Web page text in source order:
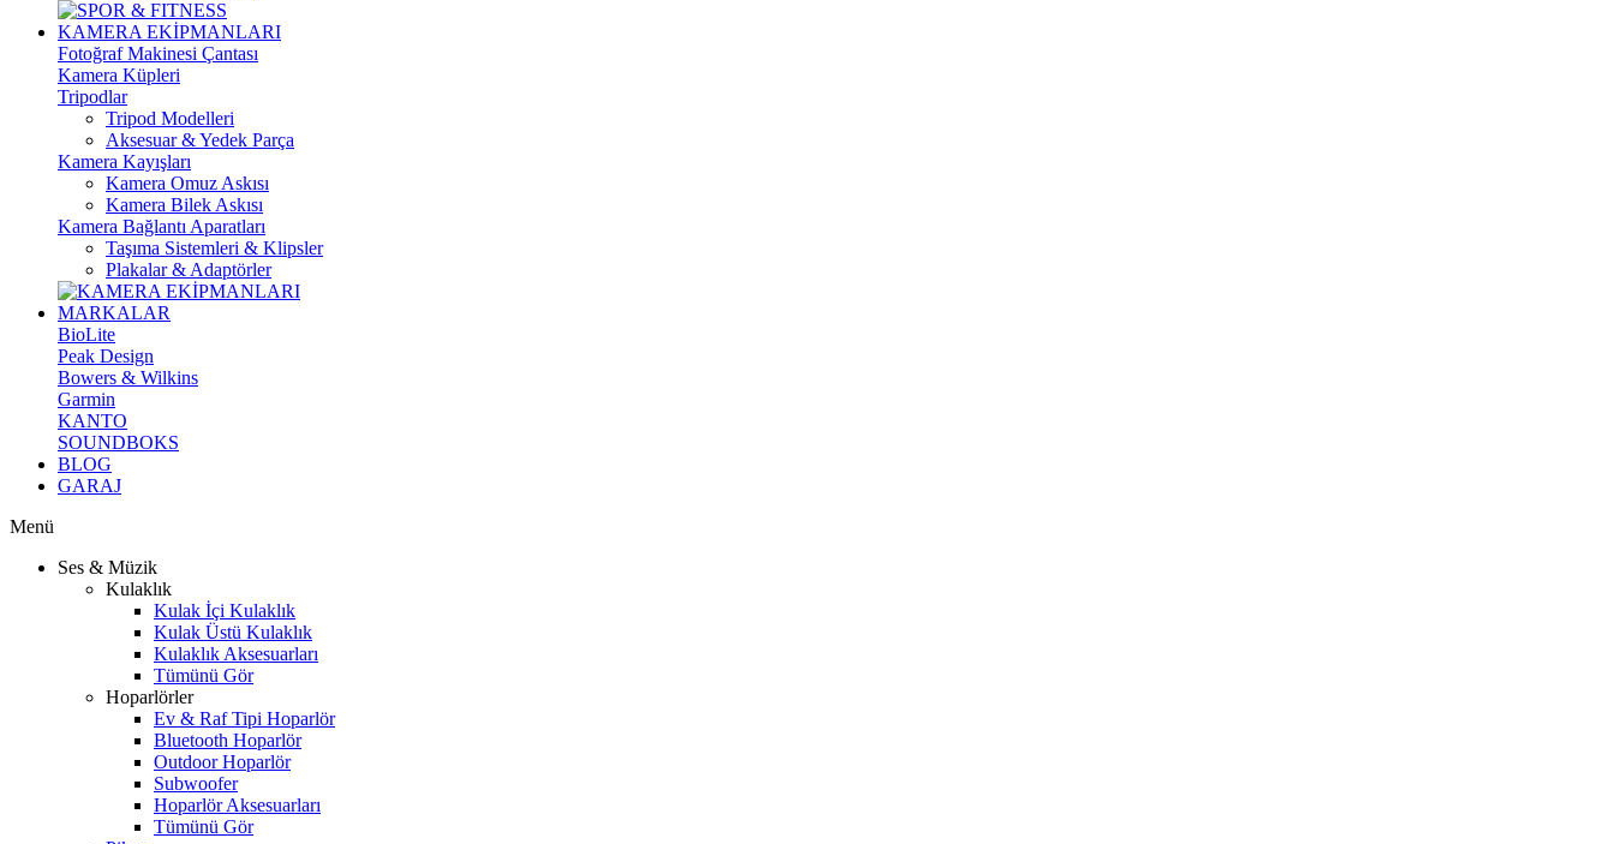
KAMERA EKİPMANLARI
Fotoğraf Makinesi Çantası
Kamera Küpleri
Tripodlar
Tripod Modelleri
Aksesuar & Yedek Parça
Kamera Kayışları
Kamera Omuz Askısı
Kamera Bilek Askısı
Kamera Bağlantı Aparatları
Taşıma Sistemleri & Klipsler
Plakalar & Adaptörler
MARKALAR
BioLite
Peak Design
Bowers & Wilkins
Garmin
KANTO
SOUNDBOKS
BLOG
GARAJ
Menü
Ses & Müzik
Kulaklık
Kulak İçi Kulaklık
Kulak Üstü Kulaklık
Kulaklık Aksesuarları
Tümünü Gör
Hoparlörler
Ev & Raf Tipi Hoparlör
Bluetooth Hoparlör
Outdoor Hoparlör
Subwoofer
Hoparlör Aksesuarları
Tümünü Gör